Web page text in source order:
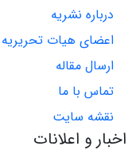
درباره نشریه
اعضای هیات تحریریه
ارسال مقاله
تماس با ما
نقشه سایت
اخبار و اعلانات